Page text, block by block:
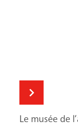
Le musée de